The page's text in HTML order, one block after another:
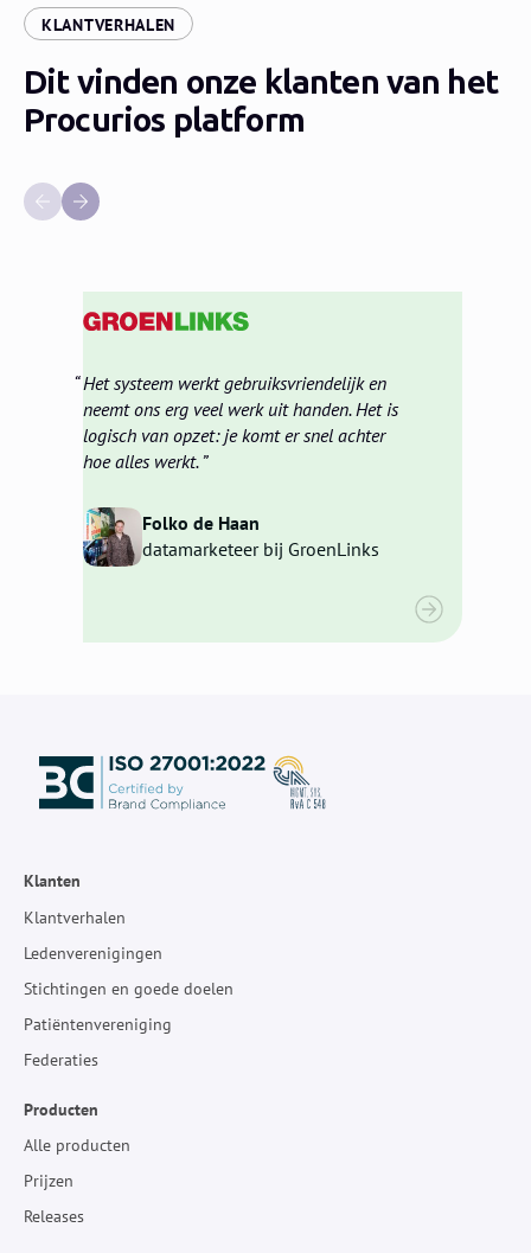
KLANTVERHALEN
Dit vinden onze klanten van het
Procurios platform
Het systeem werkt gebruiksvriendelijk en
neemt ons erg veel werk uit handen. Het is
logisch van opzet: je komt er snel achter
hoe alles werkt.
Folko de Haan
datamarketeer bij GroenLinks
Klanten
Klantverhalen
Ledenverenigingen
Stichtingen en goede doelen
Patiëntenvereniging
Federaties
Producten
Alle producten
Prijzen
Releases